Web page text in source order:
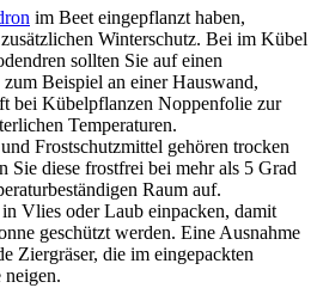
im Beet eingepflanzt haben,
Winterschutz. Bei im Kübel
sollten Sie auf einen
zum Beispiel an einer Hauswand,
bei Kübelpflanzen Noppenfolie zur
Temperaturen.
Frostschutzmittel gehören trocken
Sie diese frostfrei bei mehr als 5 Grad
Raum auf.
Vlies oder Laub einpacken, damit
geschützt werden. Eine Ausnahme
Ziergräser, die im eingepackten
neigen.